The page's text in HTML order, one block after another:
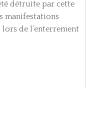
détruite par cette
manifestations
de l’enterrement